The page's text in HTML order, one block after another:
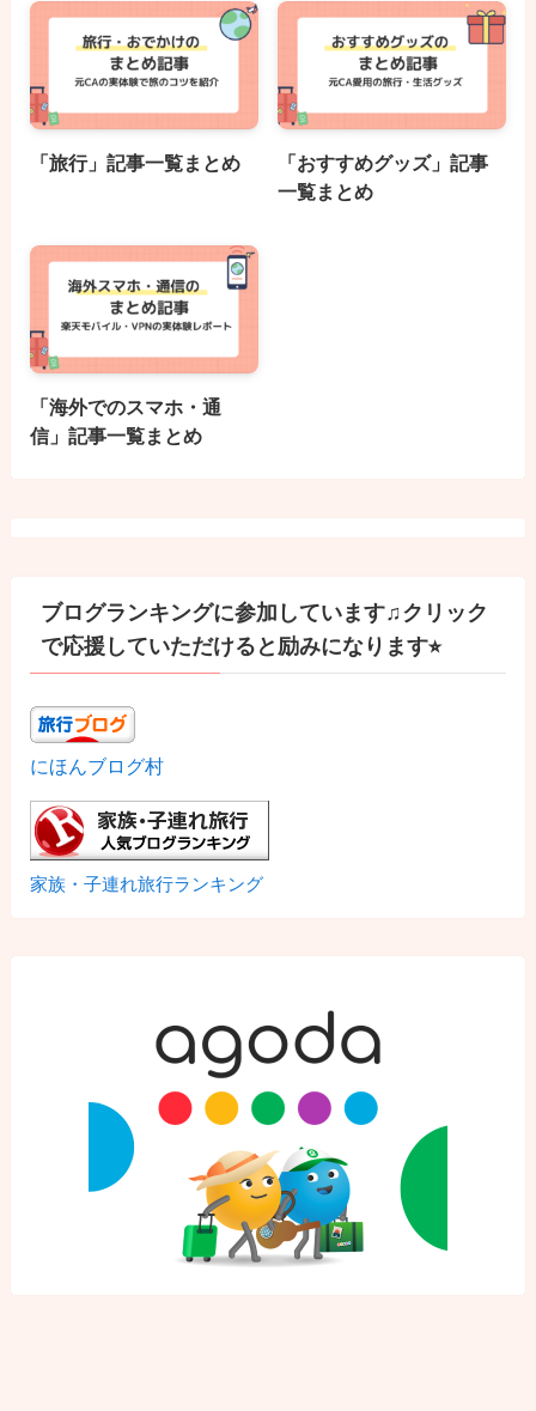
「旅行」記事一覧まとめ
「おすすめグッズ」記事
一覧まとめ
「海外でのスマホ・通
信」記事一覧まとめ
ブログランキングに参加しています♫クリック
で応援していただけると励みになります⭐︎
にほんブログ村
家族・子連れ旅行ランキング